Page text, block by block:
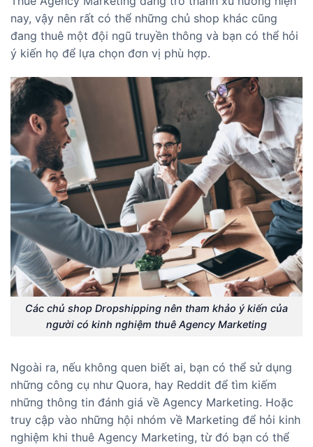
nay, vậy nên rất có thể những chủ shop khác cũng
đang thuê một đội ngũ truyền thông và bạn có thể hỏi
ý kiến họ để lựa chọn đơn vị phù hợp.
Các chủ shop Dropshipping nên tham khảo ý kiến của
người có kinh nghiệm thuê Agency Marketing
Ngoài ra, nếu không quen biết ai, bạn có thể sử dụng
những công cụ như Quora, hay Reddit để tìm kiếm
những thông tin đánh giá về Agency Marketing. Hoặc
truy cập vào những hội nhóm về Marketing để hỏi kinh
nghiệm khi thuê Agency Marketing, từ đó bạn có thể